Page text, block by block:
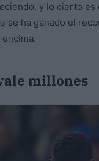
y lo cierto es
se ha ganado el
millones